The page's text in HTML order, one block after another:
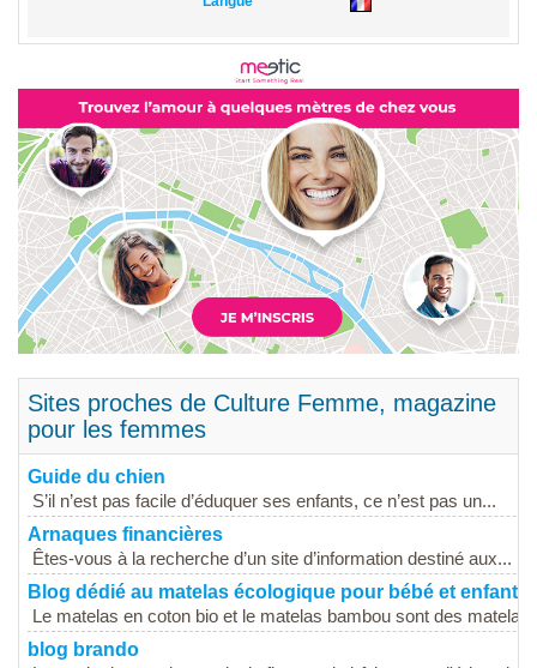
Sites proches de Culture Femme, magazine
pour les femmes
Guide du chien
S’il n’est pas facile d’éduquer ses enfants, ce n’est pas un...
Arnaques financières
Êtes-vous à la recherche d’un site d’information destiné aux...
Blog dédié au matelas écologique pour bébé et enfant
Le matelas en coton bio et le matelas bambou sont des
blog brando